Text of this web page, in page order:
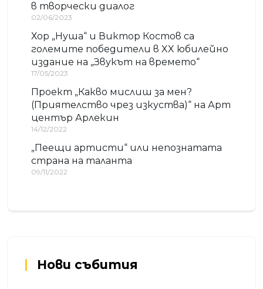
в творчески диалог
02/06/2023
Хор „Нуша“ и Виктор Костов са
големите победители в XX юбилейно
издание на „Звукът на времето“
17/05/2023
Проект „Какво мислиш за мен?
(Приятелство чрез изкуства)“ на Арт
център Арлекин
14/12/2022
„Пеещи артисти“ или непознатата
страна на таланта
09/11/2022
Нови събития